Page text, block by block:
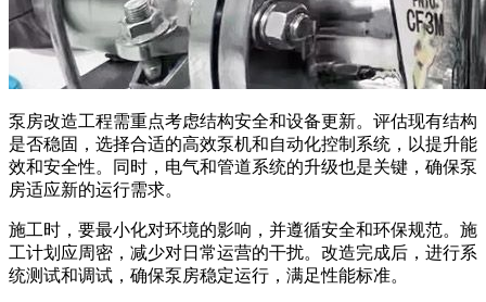
泵房改造工程需重点考虑结构安全和设备更新。评估现有结构
是否稳固，选择合适的高效泵机和自动化控制系统，以提升能
效和安全性。同时，电气和管道系统的升级也是关键，确保泵
房适应新的运行需求。
施工时，要最小化对环境的影响，并遵循安全和环保规范。施
工计划应周密，减少对日常运营的干扰。改造完成后，进行系
统测试和调试，确保泵房稳定运行，满足性能标准。